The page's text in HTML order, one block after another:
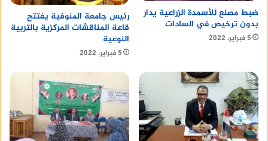
ضبط مصنع للأسمدة الزراعية يدار
بدون ترخيص في السادات
5 فبراير، 2022
رئيس جامعة المنوفية يفتتح
قاعة المناقشات المركزية بالتربية
النوعية
5 فبراير، 2022